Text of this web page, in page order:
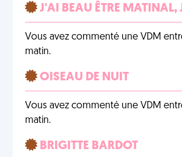
J'AI BEAU ÊTRE
Vous avez commenté une VDM
matin.
OISEAU DE NUIT
Vous avez commenté une VDM
matin.
BRIGITTE BARDOT